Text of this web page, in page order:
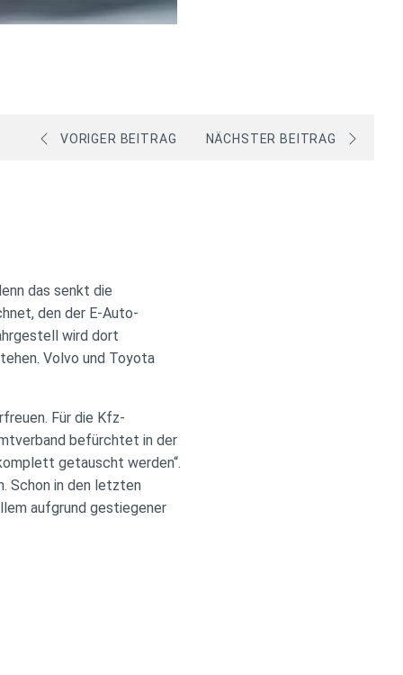
VORIGER BEITRAG NÄCHSTER BEITRAG
das senkt die
den der E-Auto-
wird dort
Volvo und Toyota
Für die Kfz-
befürchtet in der
getauscht werden“.
Schon in den letzten
aufgrund gestiegener